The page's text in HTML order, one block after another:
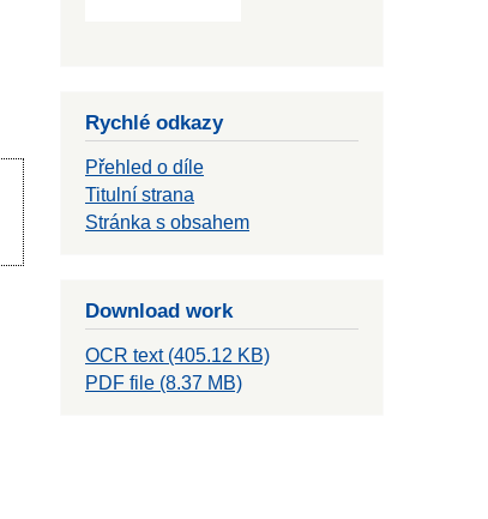
Rychlé odkazy
Přehled o díle
Titulní strana
Stránka s obsahem
Download work
OCR text (405.12 KB)
PDF file (8.37 MB)